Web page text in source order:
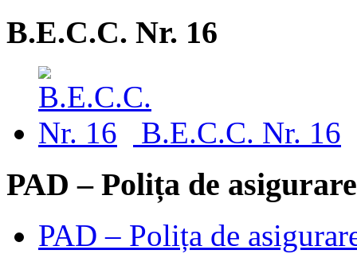
B.E.C.C. Nr. 16
B.E.C.C. Nr. 16
PAD – Polița de asigurare
PAD – Polița de